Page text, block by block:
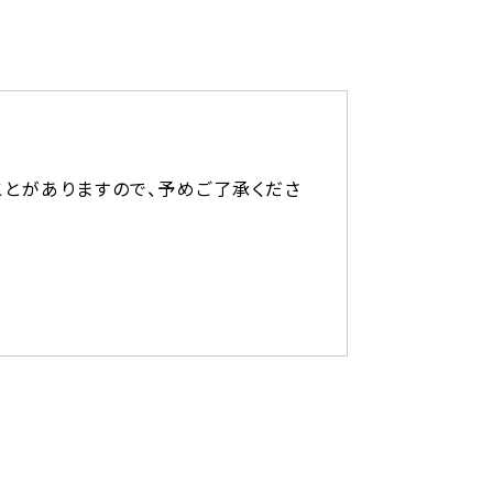
がありますので、予めご了承くださ